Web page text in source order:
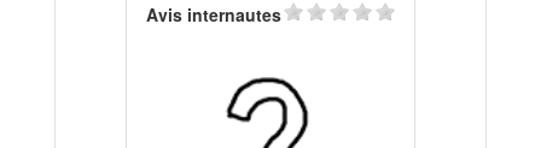
Avis internautes